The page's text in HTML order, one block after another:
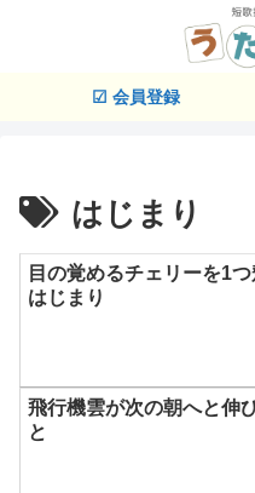
☑ 会員登録
はじまり
目の覚めるチェリーを1
はじまり
飛行機雲が次の朝へと伸
と